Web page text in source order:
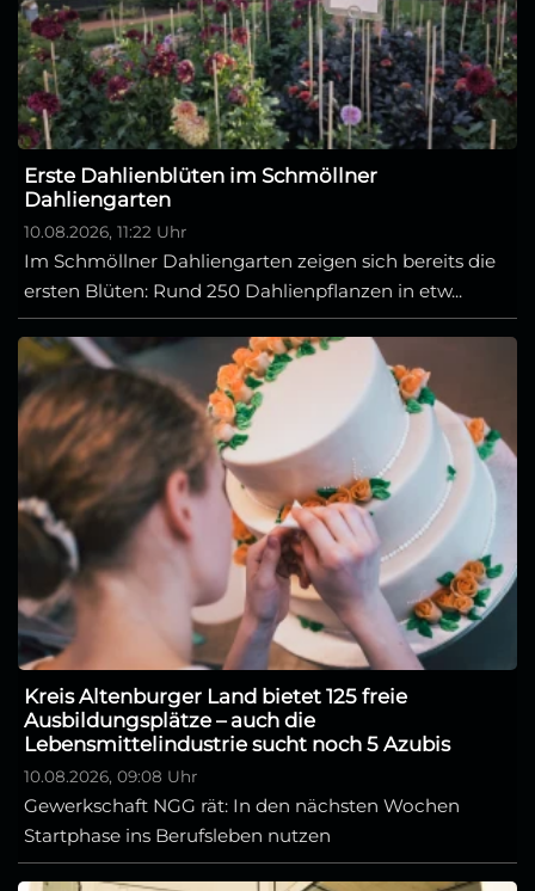
Erste Dahlienblüten im Schmöllner
Dahliengarten
10.08.2026, 11:22 Uhr
Im Schmöllner Dahliengarten zeigen sich bereits die
ersten Blüten: Rund 250 Dahlienpflanzen in etw...
Kreis Altenburger Land bietet 125 freie
Ausbildungsplätze – auch die
Lebensmittelindustrie sucht noch 5 Azubis
10.08.2026, 09:08 Uhr
Gewerkschaft NGG rät: In den nächsten Wochen
Startphase ins Berufsleben nutzen